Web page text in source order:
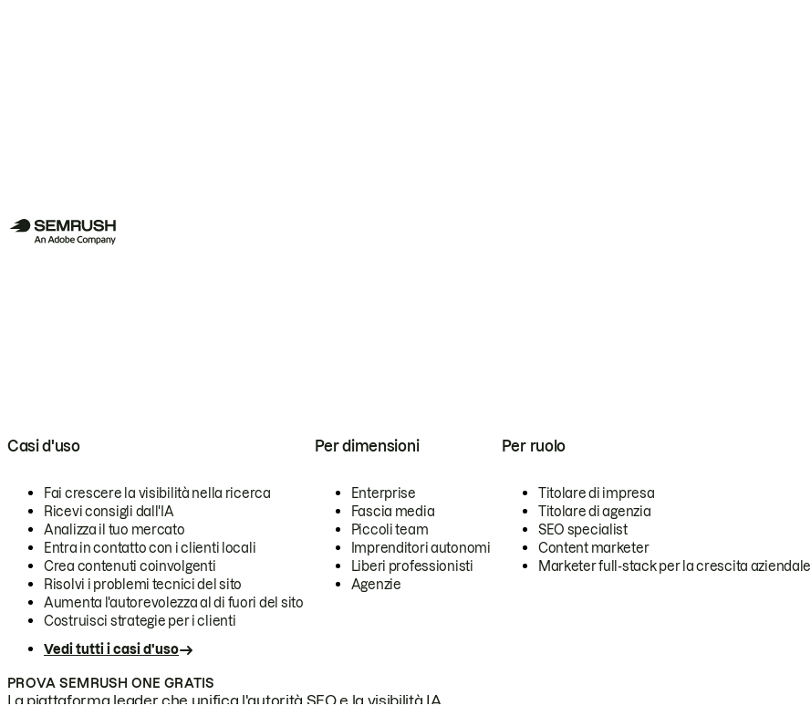
Casi d'uso
Fai crescere la visibilità nella ricerca
Ricevi consigli dall'IA
Analizza il tuo mercato
Entra in contatto con i clienti locali
Crea contenuti coinvolgenti
Risolvi i problemi tecnici del sito
Aumenta l'autorevolezza al di fuori del sito
Costruisci strategie per i clienti
Vedi tutti i casi d'uso
Per dimensioni
Enterprise
Fascia media
Piccoli team
Imprenditori autonomi
Liberi professionisti
Agenzie
Per ruolo
Titolare di impresa
Titolare di agenzia
SEO specialist
Content marketer
Marketer full-stack per la crescita aziendale
PROVA SEMRUSH ONE GRATIS
La piattaforma leader che unifica l'autorità SEO e la visibilità IA.